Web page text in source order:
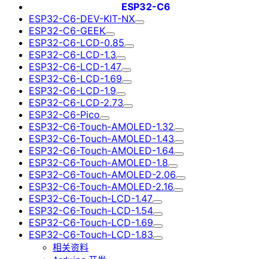
ESP32-C6
ESP32-C6-DEV-KIT-NX
ESP32-C6-GEEK
ESP32-C6-LCD-0.85
ESP32-C6-LCD-1.3
ESP32-C6-LCD-1.47
ESP32-C6-LCD-1.69
ESP32-C6-LCD-1.9
ESP32-C6-LCD-2.73
ESP32-C6-Pico
ESP32-C6-Touch-AMOLED-1.32
ESP32-C6-Touch-AMOLED-1.43
ESP32-C6-Touch-AMOLED-1.64
ESP32-C6-Touch-AMOLED-1.8
ESP32-C6-Touch-AMOLED-2.06
ESP32-C6-Touch-AMOLED-2.16
ESP32-C6-Touch-LCD-1.47
ESP32-C6-Touch-LCD-1.54
ESP32-C6-Touch-LCD-1.69
ESP32-C6-Touch-LCD-1.83
相关资料